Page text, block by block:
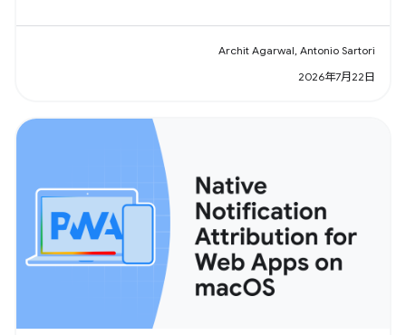
Archit Agarwal, Antonio Sartori
2026年7月22日